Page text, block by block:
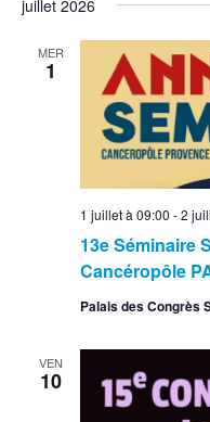
juillet 2026
MER
1
13e Séminaire
Cancéropôle
1 juillet à 09:00 -2
Palais des Congrès
VEN
10